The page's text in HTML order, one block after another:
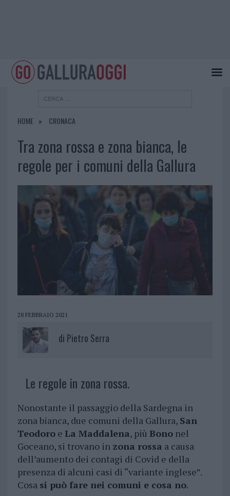
HOME CRONACA
Tra zona rossa e zona bianca, le
regole per i comuni della Gallura
28 FEBBRAIO 2021
di Pietro Serra
Le regole in zona rossa.
Nonostante il passaggio della Sardegna in
zona bianca, due comuni della Gallura, San
Teodoroe La Maddalena, più Bononel
Goceano, si trovano in zona rossa a causa
dell’aumento dei contagi di Covid e della
presenza di alcuni casi di “variante inglese”.
Cosa si può fare nei comuni e cosa no.